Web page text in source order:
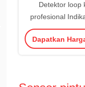
Detektor loop
profesional
LED yang
gangguan anti-
Dapatkan